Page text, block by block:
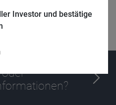
Investor und bestätige